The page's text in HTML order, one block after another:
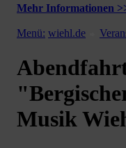
Mehr Informationen
Menü: wiehl.de
Musik